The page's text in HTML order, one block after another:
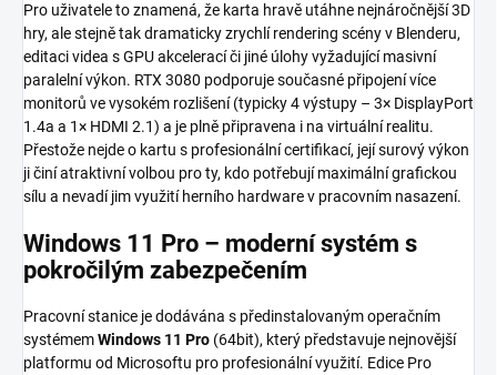
Pro uživatele to znamená, že karta hravě utáhne nejnáročnější 3D
hry, ale stejně tak dramaticky zrychlí rendering scény v Blenderu,
editaci videa s GPU akcelerací či jiné úlohy vyžadující masivní
paralelní výkon. RTX 3080 podporuje současné připojení více
monitorů ve vysokém rozlišení (typicky 4 výstupy – 3× DisplayPort
1.4a a 1× HDMI 2.1) a je plně připravena i na virtuální realitu.
Přestože nejde o kartu s profesionální certifikací, její surový výkon
ji činí atraktivní volbou pro ty, kdo potřebují maximální grafickou
sílu a nevadí jim využití herního hardware v pracovním nasazení.
Windows 11 Pro – moderní systém s
pokročilým zabezpečením
Pracovní stanice je dodávána s předinstalovaným operačním
systémemWindows 11 Pro (64bit), který představuje nejnovější
platformu od Microsoftu pro profesionální využití. Edice Pro